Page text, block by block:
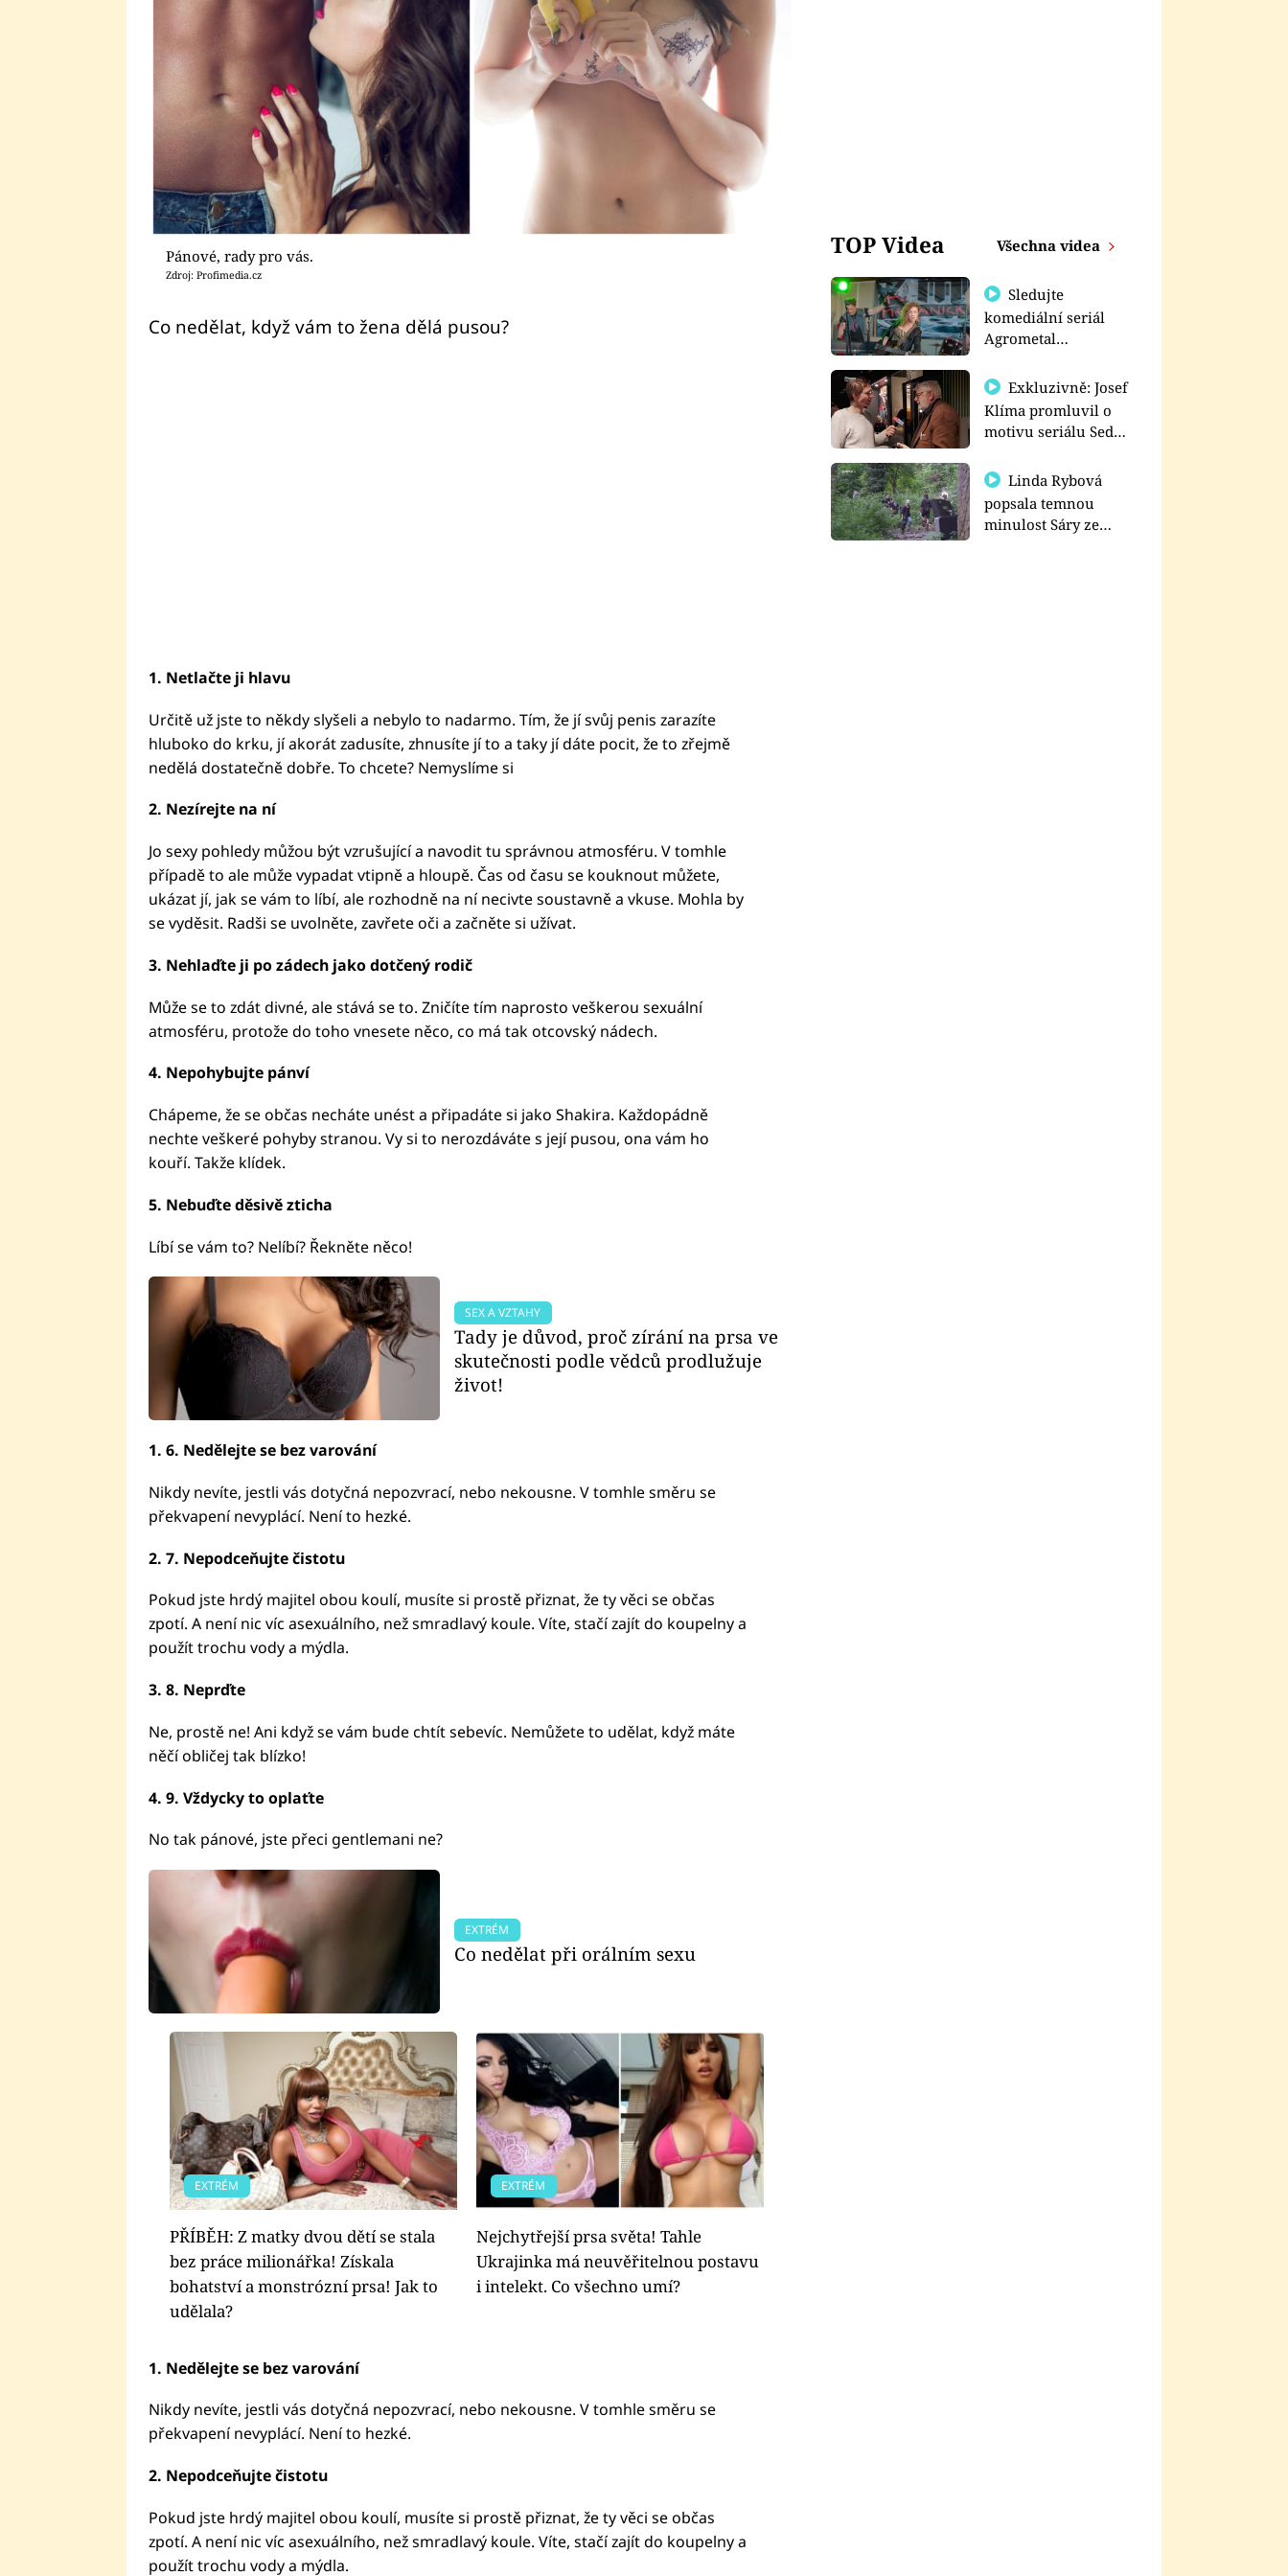
Pánové, rady pro vás.
Zdroj: Profimedia.cz
Co nedělat, když vám to žena dělá pusou?
1. Netlačte ji hlavu
Určitě už jste to někdy slyšeli a nebylo to nadarmo. Tím, že jí svůj penis zarazíte
hluboko do krku, jí akorát zadusíte, zhnusíte jí to a taky jí dáte pocit, že to zřejmě
nedělá dostatečně dobře. To chcete? Nemyslíme si
2. Nezírejte na ní
Jo sexy pohledy můžou být vzrušující a navodit tu správnou atmosféru. V tomhle
případě to ale může vypadat vtipně a hloupě. Čas od času se kouknout můžete,
ukázat jí, jak se vám to líbí, ale rozhodně na ní necivte soustavně a vkuse. Mohla by
se vyděsit. Radši se uvolněte, zavřete oči a začněte si užívat.
3. Nehlaďte ji po zádech jako dotčený rodič
Může se to zdát divné, ale stává se to. Zničíte tím naprosto veškerou sexuální
atmosféru, protože do toho vnesete něco, co má tak otcovský nádech.
4. Nepohybujte pánví
Chápeme, že se občas necháte unést a připadáte si jako Shakira. Každopádně
nechte veškeré pohyby stranou. Vy si to nerozdáváte s její pusou, ona vám ho
kouří. Takže klídek.
5. Nebuďte děsivě zticha
Líbí se vám to? Nelíbí? Řekněte něco!
SEX A VZTAHY
Tady je důvod, proč zírání na prsa ve
skutečnosti podle vědců prodlužuje
život!
1. 6. Nedělejte se bez varování
Nikdy nevíte, jestli vás dotyčná nepozvrací, nebo nekousne. V tomhle směru se
překvapení nevyplácí. Není to hezké.
2. 7. Nepodceňujte čistotu
Pokud jste hrdý majitel obou koulí, musíte si prostě přiznat, že ty věci se občas
zpotí. A není nic víc asexuálního, než smradlavý koule. Víte, stačí zajít do koupelny a
použít trochu vody a mýdla.
3. 8. Neprďte
Ne, prostě ne! Ani když se vám bude chtít sebevíc. Nemůžete to udělat, když máte
něčí obličej tak blízko!
4. 9. Vždycky to oplaťte
No tak pánové, jste přeci gentlemani ne?
EXTRÉM
Co nedělat při orálním sexu
EXTRÉM
PŘÍBĚH: Z matky dvou dětí se stala
bez práce milionářka! Získala
bohatství a monstrózní prsa! Jak to
udělala?
EXTRÉM
Nejchytřejší prsa světa! Tahle
Ukrajinka má neuvěřitelnou postavu
i intelekt. Co všechno umí?
1. Nedělejte se bez varování
Nikdy nevíte, jestli vás dotyčná nepozvrací, nebo nekousne. V tomhle směru se
překvapení nevyplácí. Není to hezké.
2. Nepodceňujte čistotu
Pokud jste hrdý majitel obou koulí, musíte si prostě přiznat, že ty věci se občas
zpotí. A není nic víc asexuálního, než smradlavý koule. Víte, stačí zajít do koupelny a
použít trochu vody a mýdla.
TOP Videa Všechna videa
Sledujte
komediální seriál
Agrometal
prima+
Exkluzivně: Josef
Klíma promluvil o
motivu seriálu Sedm
Linda Rybová
popsala temnou
minulost Sáry ze